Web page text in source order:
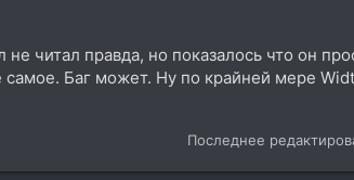
читал правда, но показалось что он
Баг может. Ну по крайней мере
Последнее